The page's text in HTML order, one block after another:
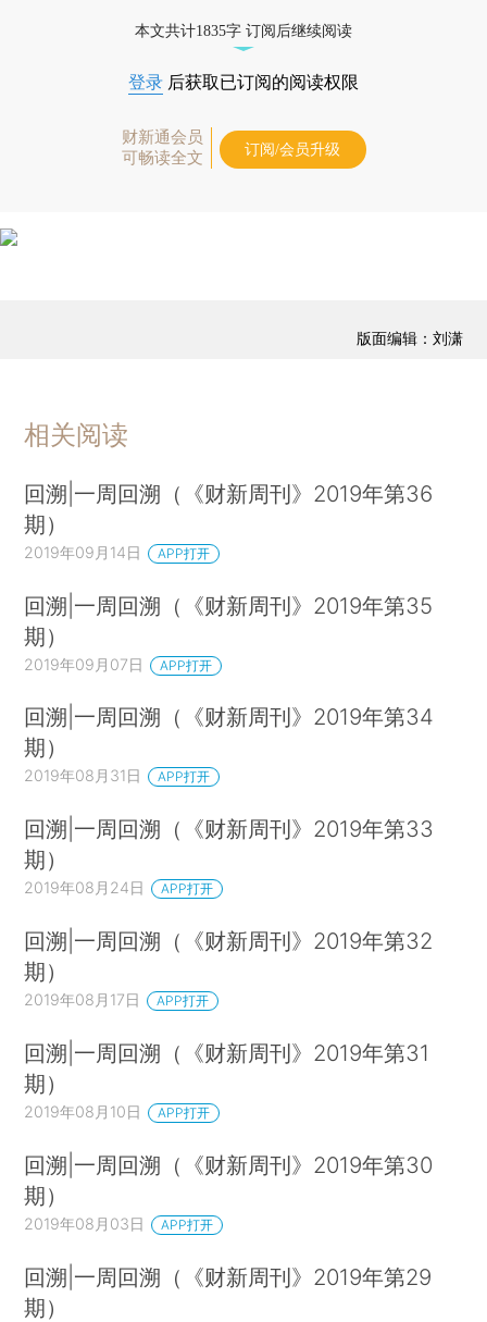
本文共计1835字 订阅后继续阅读
登录 后获取已订阅的阅读权限
财新通会员
可畅读全文
订阅/会员升级
版面编辑：刘潇
相关阅读
回溯|一周回溯（《财新周刊》2019年第36
期）
2019年09月14日 APP打开
回溯|一周回溯（《财新周刊》2019年第35
期）
2019年09月07日 APP打开
回溯|一周回溯（《财新周刊》2019年第34
期）
2019年08月31日 APP打开
回溯|一周回溯（《财新周刊》2019年第33
期）
2019年08月24日 APP打开
回溯|一周回溯（《财新周刊》2019年第32
期）
2019年08月17日 APP打开
回溯|一周回溯（《财新周刊》2019年第31
期）
2019年08月10日 APP打开
回溯|一周回溯（《财新周刊》2019年第30
期）
2019年08月03日 APP打开
回溯|一周回溯（《财新周刊》2019年第29
期）